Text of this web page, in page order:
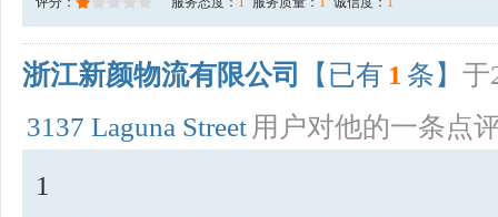
浙江新颜物流有限公司 【已有 1 条】 于
3137 Laguna Street 用户对他的一条点
1